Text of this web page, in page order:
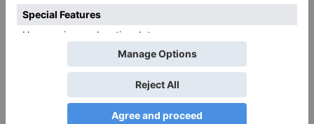
bankrolla. Ko dosežete ta limit, takoj prenehajte. Ta disciplina
je še posebej pomembna pri igrah z visokim tempom, kot je
Chicken Road.
5. Mobilna izkušnja – igranje na poti
Chicken Road je optimizirana za PC in mobilne naprave. Na
mobilu je vmesnik poenostavljen: en gumb za cash‑out, prikaz